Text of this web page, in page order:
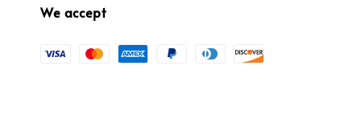
We accept